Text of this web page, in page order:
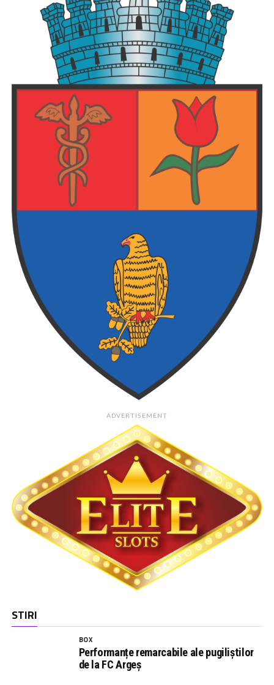
ADVERTISEMENT
STIRI
BOX
Performanțe remarcabile ale pugiliștilor
de la FC Argeș